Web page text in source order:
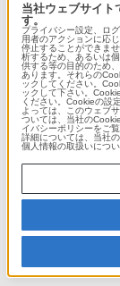
ア
当社ウェブサイト
す。
プライバシー設定、ロ
用者のアクションに応
停止することができま
析するため、あるいは
供する等の目的のため
あります。それらの
ックしてください。
ックして下さい。
ください。Cookieの設
よっては、このウェブ
ついては、当社の
イバシーポリシーをご覧
詳細については、当社の
個人情報の取扱いについ